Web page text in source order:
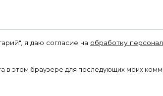
я даю согласие на обработку
в этом браузере для последующих моих